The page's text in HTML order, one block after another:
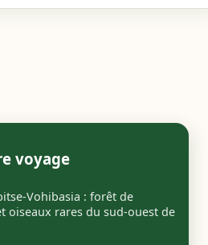
voyage
: forêt de
oiseaux rares du sud‑ouest de